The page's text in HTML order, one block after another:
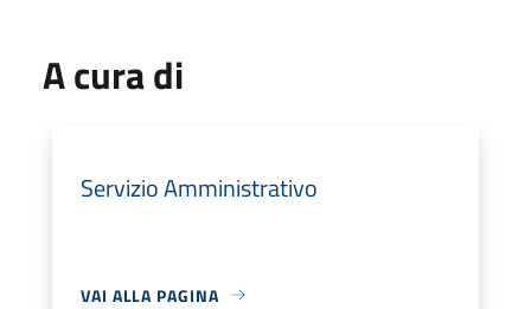
A cura di
Servizio Amministrativo
VAI ALLA PAGINA